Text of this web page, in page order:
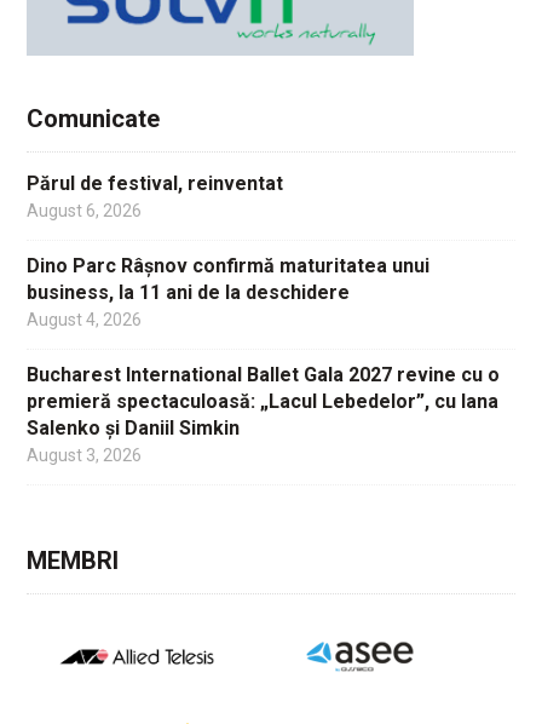
Comunicate
Părul de festival, reinventat
August 6, 2026
Dino Parc Râșnov confirmă maturitatea unui
business, la 11 ani de la deschidere
August 4, 2026
Bucharest International Ballet Gala 2027 revine cu o
premieră spectaculoasă: „Lacul Lebedelor”, cu Iana
Salenko și Daniil Simkin
August 3, 2026
MEMBRI